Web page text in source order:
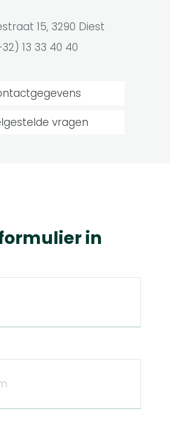
15, 3290 Diest
13 33 40 40
vragen
in